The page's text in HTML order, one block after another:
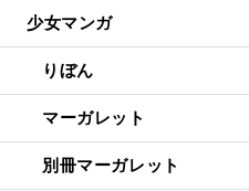
少女マンガ
りぼん
マーガレット
別冊マーガレット